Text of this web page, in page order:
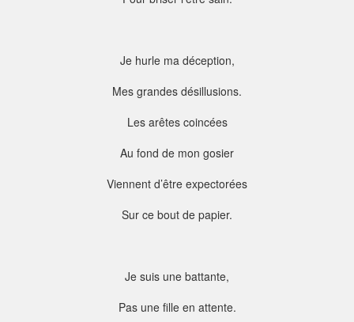
Je hurle ma déception,
Mes grandes désillusions.
Les arêtes coincées
Au fond de mon gosier
Viennent d’être expectorées
Sur ce bout de papier.
Je suis une battante,
Pas une fille en attente.